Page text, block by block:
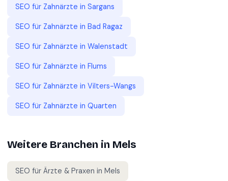
SEO für Zahnärzte in Sargans
SEO für Zahnärzte in Bad Ragaz
SEO für Zahnärzte in Walenstadt
SEO für Zahnärzte in Flums
SEO für Zahnärzte in Vilters-Wangs
SEO für Zahnärzte in Quarten
Weitere Branchen in Mels
SEO für Ärzte & Praxen in Mels